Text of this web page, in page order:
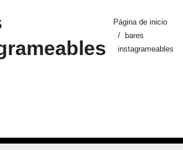
Página de inicio
bares
instagrameables